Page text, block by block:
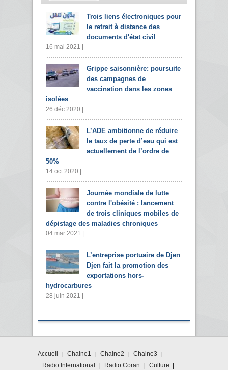
Trois liens électroniques pour
le retrait à distance des
documents d'état civil
16 mai 2021 |
Grippe saisonnière: poursuite
des campagnes de
vaccination dans les zones
isolées
26 déc 2020 |
L’ADE ambitionne de réduire
le taux de perte d’eau qui est
actuellement de l’ordre de
50%
14 oct 2020 |
Journée mondiale de lutte
contre l'obésité : lancement
de trois cliniques mobiles de
dépistage des maladies chroniques
04 mar 2021 |
L’entreprise portuaire de Djen
Djen fait la promotion des
exportations hors-
hydrocarbures
28 juin 2021 |
Accueil Chaine1 Chaine2
Chaine3
Radio International
Radio Coran Culture